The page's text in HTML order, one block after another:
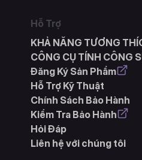
Hỗ Trợ
KHẢ NĂNG TƯƠNG
CÔNG CỤ TÍNH CÔNG
Đăng Ký Sản Phẩm
Hỗ Trợ Kỹ Thuật
Chính Sách Bảo Hành
Kiểm Tra Bảo Hành
Hỏi Đáp
Liên hệ với chúng tôi